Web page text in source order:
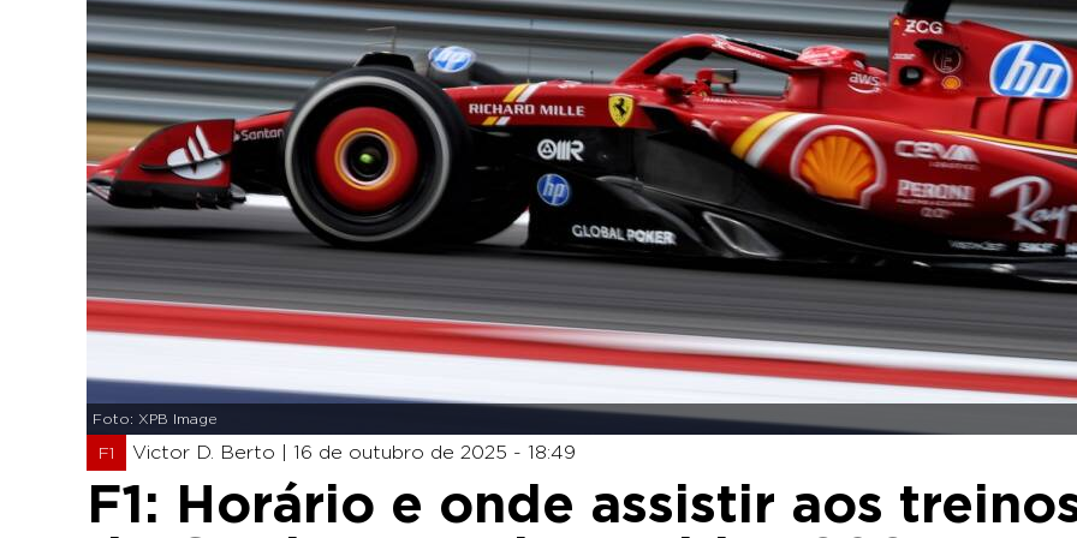
Foto: XPB Image
F1 Victor D. Berto | 16 de outubro de 2025 - 18:49
F1: Horário e onde assistir aos